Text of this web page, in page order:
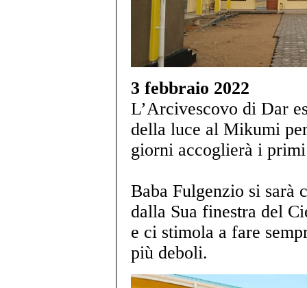
3 febbraio 2022
L’Arcivescovo di Dar
della luce al Mikumi
giorni accoglierà i
Baba Fulgenzio si sarà
dalla Sua finestra del
e ci stimola a fare
più deboli.